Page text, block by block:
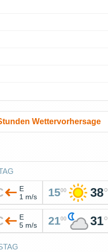
Wettervorhersage
E
1 m/s
1500 38°
E
5 m/s
2100 31°